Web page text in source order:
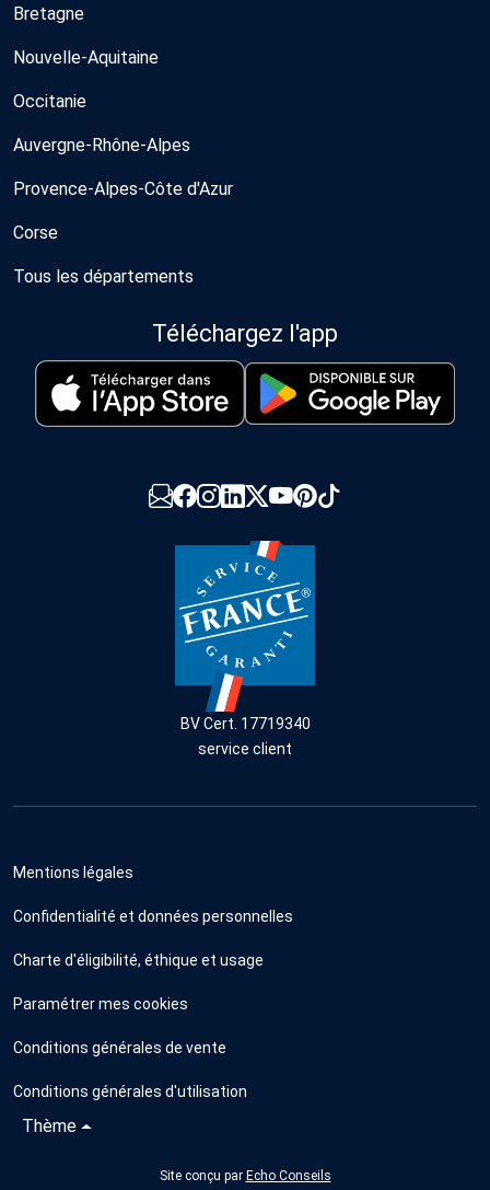
Bretagne
Nouvelle-Aquitaine
Occitanie
Auvergne-Rhône-Alpes
Provence-Alpes-Côte d'Azur
Corse
Tous les départements
Téléchargez l'app
BV Cert. 17719340
service client
Mentions légales
Confidentialité et données personnelles
Charte d'éligibilité, éthique et usage
Paramétrer mes cookies
Conditions générales de vente
Conditions générales d'utilisation
Thème
Site conçu par Echo Conseils